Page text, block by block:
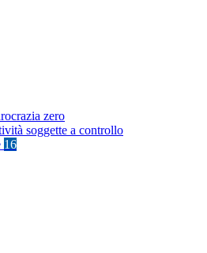
zero
soggette a controllo
16